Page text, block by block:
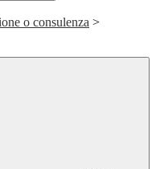
o consulenza >